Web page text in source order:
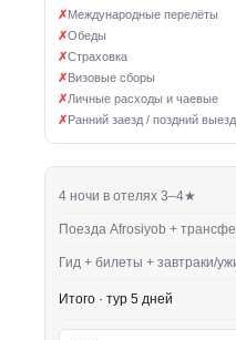
✗Международные перелёты
✗Обеды
✗Страховка
✗Визовые сборы
✗Личные расходы и чаевые
✗Ранний заезд / поздний выезд
4 ночи в отелях 3–4★
Поезда Afrosiyob +
Гид + билеты + завтраки/
Итого · тур 5 дней